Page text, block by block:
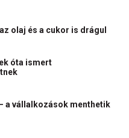
olaj és a cukor is drágul
óta ismert
a vállalkozások menthetik